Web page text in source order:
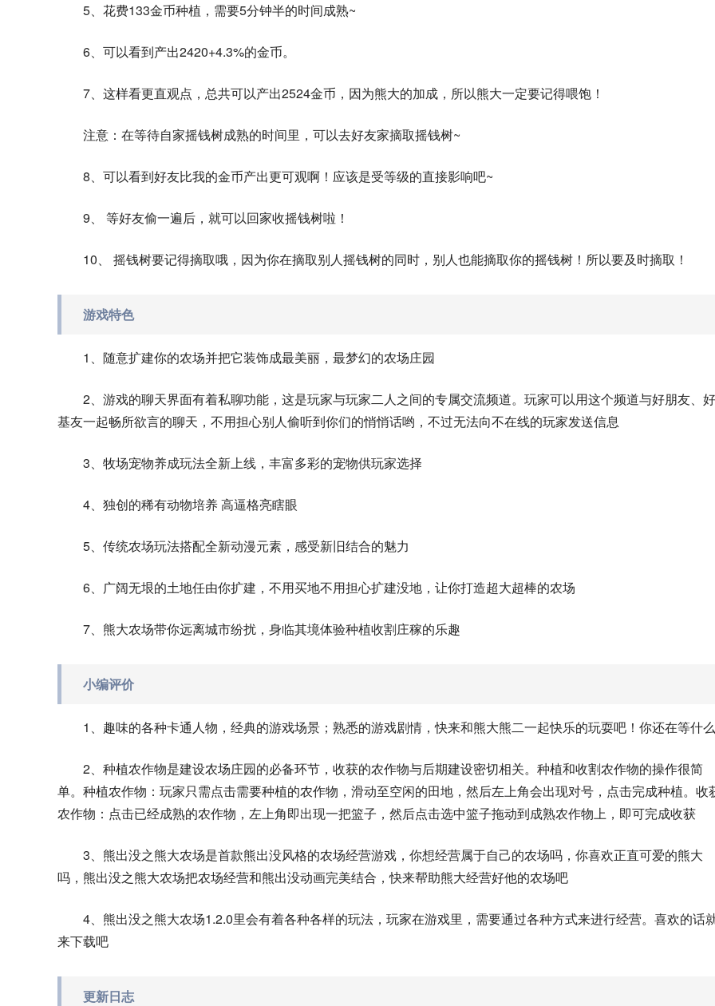
5、花费133金币种植，需要5分钟半的时间成熟~
6、可以看到产出2420+4.3%的金币。
7、这样看更直观点，总共可以产出2524金币，因为熊大的加成，所以熊大一定要记得喂饱！
注意：在等待自家摇钱树成熟的时间里，可以去好友家摘取摇钱树~
8、可以看到好友比我的金币产出更可观啊！应该是受等级的直接影响吧~
9、 等好友偷一遍后，就可以回家收摇钱树啦！
10、 摇钱树要记得摘取哦，因为你在摘取别人摇钱树的同时，别人也能摘取你的摇钱树！所以要及时摘取！
游戏特色
1、随意扩建你的农场并把它装饰成最美丽，最梦幻的农场庄园
2、游戏的聊天界面有着私聊功能，这是玩家与玩家二人之间的专属交流频道。玩家可以用这个频道与好朋友、好
基友一起畅所欲言的聊天，不用担心别人偷听到你们的悄悄话哟，不过无法向不在线的玩家发送信息
3、牧场宠物养成玩法全新上线，丰富多彩的宠物供玩家选择
4、独创的稀有动物培养 高逼格亮瞎眼
5、传统农场玩法搭配全新动漫元素，感受新旧结合的魅力
6、广阔无垠的土地任由你扩建，不用买地不用担心扩建没地，让你打造超大超棒的农场
7、熊大农场带你远离城市纷扰，身临其境体验种植收割庄稼的乐趣
小编评价
1、趣味的各种卡通人物，经典的游戏场景；熟悉的游戏剧情，快来和熊大熊二一起快乐的玩耍吧！你还在等什么
2、种植农作物是建设农场庄园的必备环节，收获的农作物与后期建设密切相关。种植和收割农作物的操作很简
单。种植农作物：玩家只需点击需要种植的农作物，滑动至空闲的田地，然后左上角会出现对号，点击完成种植。收
农作物：点击已经成熟的农作物，左上角即出现一把篮子，然后点击选中篮子拖动到成熟农作物上，即可完成收获
3、熊出没之熊大农场是首款熊出没风格的农场经营游戏，你想经营属于自己的农场吗，你喜欢正直可爱的熊大
吗，熊出没之熊大农场把农场经营和熊出没动画完美结合，快来帮助熊大经营好他的农场吧
4、熊出没之熊大农场1.2.0里会有着各种各样的玩法，玩家在游戏里，需要通过各种方式来进行经营。喜欢的话
来下载吧
更新日志